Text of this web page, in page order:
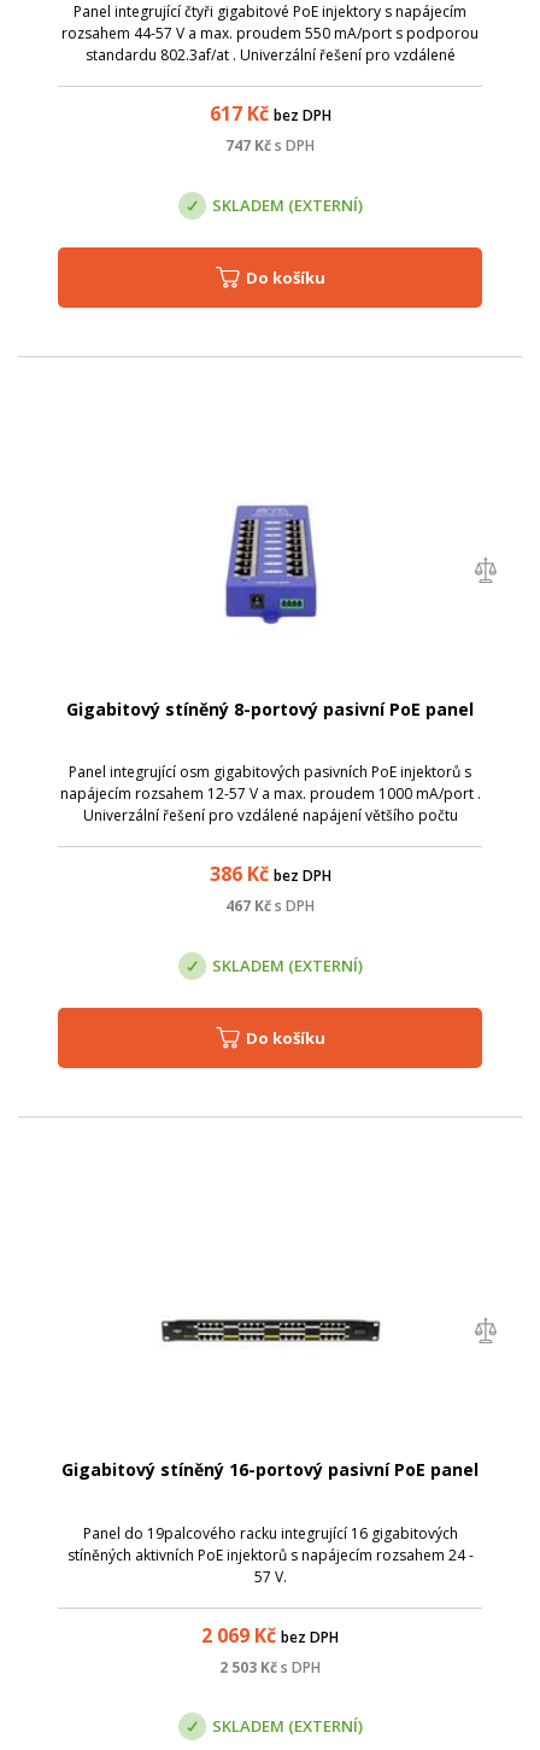
Panel integrující čtyři gigabitové PoE injektory s napájecím
rozsahem 44-57 V a max. proudem 550 mA/port s podporou
standardu 802.3af/at . Univerzální řešení pro vzdálené
617Kč bez DPH
747 Kčs DPH
SKLADEM (EXTERNÍ)
Do košíku
Gigabitový stíněný 8-portový pasivní PoE panel
Panel integrující osm gigabitových pasivních PoE injektorů s
napájecím rozsahem 12-57 V a max. proudem 1000 mA/port .
Univerzální řešení pro vzdálené napájení většího počtu
386Kč bez DPH
467 Kčs DPH
SKLADEM (EXTERNÍ)
Do košíku
Gigabitový stíněný 16-portový pasivní PoE panel
Panel do 19palcového racku integrující 16 gigabitových
stíněných aktivních PoE injektorů s napájecím rozsahem 24 -
57 V.
2 069 Kč bez DPH
2 503 Kčs DPH
SKLADEM (EXTERNÍ)